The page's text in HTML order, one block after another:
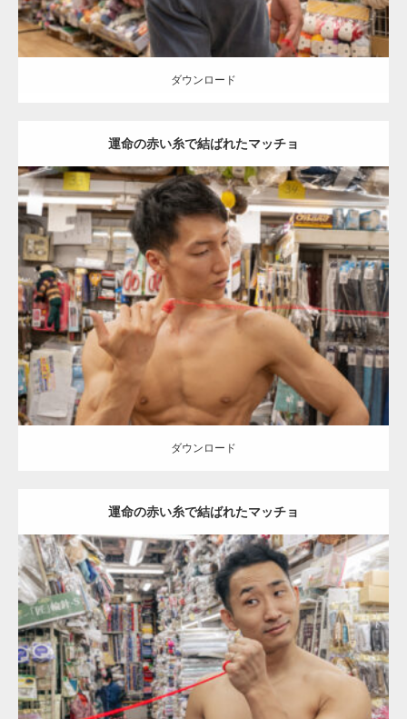
ダウンロード
運命の赤い糸で結ばれたマッチョ
Update:2024.06.21
Category:手芸屋さんのマッチョ（方南町） kaichanAKIHITO(細マッ
チョ) 腹筋 方南町（東京）
ダウンロード
ダウンロード
運命の赤い糸で結ばれたマッチョ
Update:2024.06.21
Category:手芸屋さんのマッチョ（方南町） オレンジの人 外資系筋
肉 方南町（東京）
ダウンロード